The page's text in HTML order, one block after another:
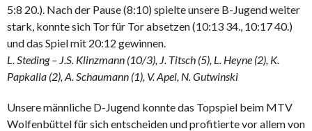
5:8 20.). Nach der Pause (8:10) spielte unsere B-Jugend weiter
stark, konnte sich Tor für Tor absetzen (10:13 34., 10:17 40.)
und das Spiel mit 20:12 gewinnen.
L. Steding – J.S. Klinzmann (10/3), J. Titsch (5), L. Heyne (2), K.
Papkalla (2), A. Schaumann (1), V. Apel, N. Gutwinski
Unsere männliche D-Jugend konnte das Topspiel beim MTV
Wolfenbüttel für sich entscheiden und profitierte vor allem von